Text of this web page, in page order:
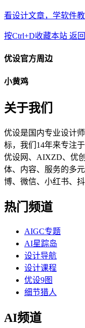
看设计文章，学软件
按Ctrl+D收藏本站 返
优设官方周边
小黄鸡
关于我们
优设是国内专业设计
标，我们14年来专注
优设网、AIXZD、优
体、内容、服务的多
博、微信、小红书、
热门频道
AIGC专题
AI星踪岛
设计导航
设计课程
优设9图
细节猎人
AI频道